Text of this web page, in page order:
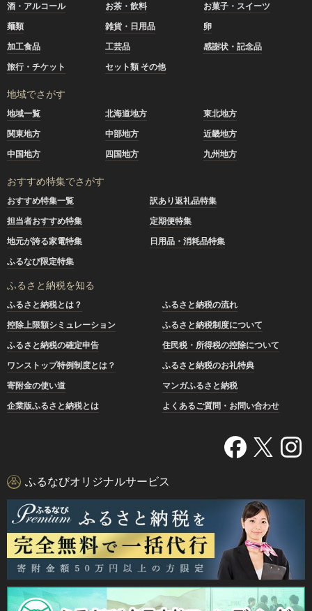
酒・アルコール
お茶・飲料
お菓子・スイーツ
麺類
雑貨・日用品
卵
加工食品
工芸品
感謝状・記念品
旅行・チケット
セット類 その他
地域でさがす
地域一覧 北海道地方
東北地方
関東地方
中部地方
近畿地方
中国地方
四国地方 九州地方
おすすめ特集でさがす
おすすめ特集一覧
訳あり返礼品特集
担当者おすすめ特集
定期便特集
地元が誇る家電特集
日用品・消耗品特集
ふるなび限定特集
ふるさと納税を知る
ふるさと納税とは？
ふるさと納税の流れ
控除上限額シミュレーション
ふるさと納税制度について
ふるさと納税の確定申告
住民税・所得税の控除について
ワンストップ特例制度とは？
ふるさと納税のお礼特典
寄附金の使い道
マンガふるさと納税
企業版ふるさと納税とは
よくあるご質問・お問い合わせ
ふるなびオリジナルサービス